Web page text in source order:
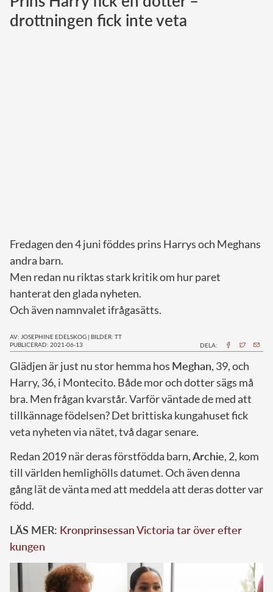
Norska kungahuset
drottningen fick inte veta
Fredagen den 4 juni föddes prins Harrys och Meghans
andra barn.
Men redan nu riktas stark kritik om hur paret
hanterat den glada nyheten.
Och även namnvalet ifrågasätts.
AV: JOSEPHINE EDELSKOG | BILDER: TT
PUBLICERAD: 2021-06-13
DELA:
Glädjen är just nu stor hemma hos Meghan, 39, och
Harry, 36, i Montecito. Både mor och dotter sägs må
bra. Men frågan kvarstår. Varför väntade de med att
tillkännage födelsen? Det brittiska kungahuset fick
veta nyheten via nätet, två dagar senare.
Redan 2019 när deras förstfödda barn,Archie, 2, kom
till världen hemlighölls datumet. Och även denna
gång lät de vänta med att meddela att deras dotter var
född.
LÄS MER: Kronprinsessan Victoria tar över efter
kungen